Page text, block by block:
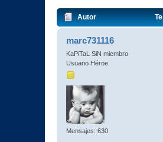
Autor
marc731116
KaPiTaL SiN miembro
Usuario Héroe
Mensajes: 630